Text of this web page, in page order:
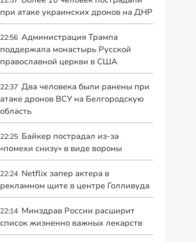
при атаке украинских дронов на ДНР
22:56 Администрация Трампа
поддержала монастырь Русской
православной церкви в США
22:37 Два человека были ранены при
атаке дронов ВСУ на Белгородскую
область
22:25 Байкер пострадал из-за
«помехи снизу» в виде вороны
22:24 Netflix запер актера в
рекламном щите в центре Голливуда
22:14 Минздрав России расширит
список жизненно важных лекарств